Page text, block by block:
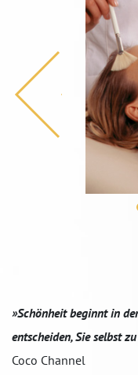
»Schönheit beginnt in
entscheiden, Sie selbst
Coco Channel